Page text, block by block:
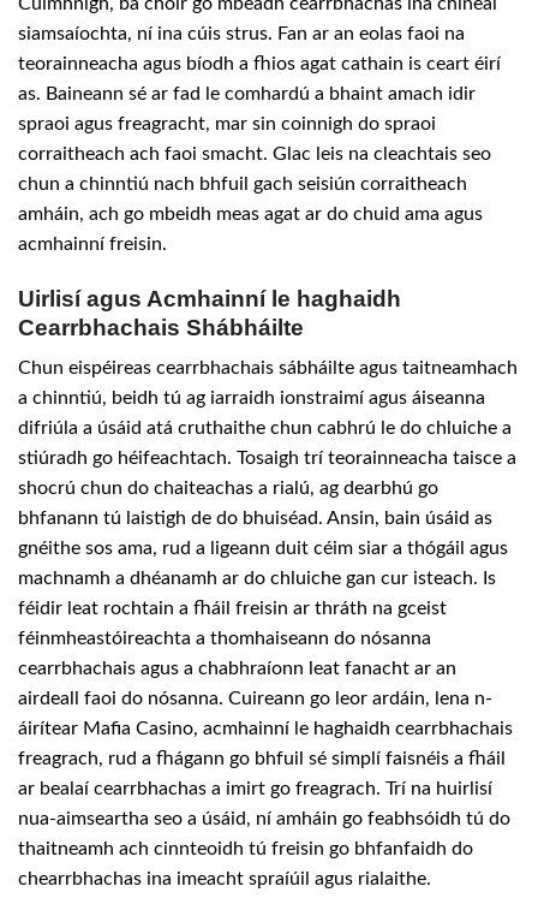
siamsaíochta, ní ina cúis strus. Fan ar an eolas faoi na
teorainneacha agus bíodh a fhios agat cathain is ceart éirí
as. Baineann sé ar fad le comhardú a bhaint amach idir
spraoi agus freagracht, mar sin coinnigh do spraoi
corraitheach ach faoi smacht. Glac leis na cleachtais seo
chun a chinntiú nach bhfuil gach seisiún corraitheach
amháin, ach go mbeidh meas agat ar do chuid ama agus
acmhainní freisin.
Uirlisí agus Acmhainní le haghaidh
Cearrbhachais Shábháilte
Chun eispéireas cearrbhachais sábháilte agus taitneamhach
a chinntiú, beidh tú ag iarraidh ionstraimí agus áiseanna
difriúla a úsáid atá cruthaithe chun cabhrú le do chluiche a
stiúradh go héifeachtach. Tosaigh trí teorainneacha taisce a
shocrú chun do chaiteachas a rialú, ag dearbhú go
bhfanann tú laistigh de do bhuiséad. Ansin, bain úsáid as
gnéithe sos ama, rud a ligeann duit céim siar a thógáil agus
machnamh a dhéanamh ar do chluiche gan cur isteach. Is
féidir leat rochtain a fháil freisin ar thráth na gceist
féinmheastóireachta a thomhaiseann do nósanna
cearrbhachais agus a chabhraíonn leat fanacht ar an
airdeall faoi do nósanna. Cuireann go leor ardáin, lena n-
áirítear Mafia Casino, acmhainní le haghaidh cearrbhachais
freagrach, rud a fhágann go bhfuil sé simplí faisnéis a fháil
ar bealaí cearrbhachas a imirt go freagrach. Trí na huirlisí
nua-aimseartha seo a úsáid, ní amháin go feabhsóidh tú do
thaitneamh ach cinnteoidh tú freisin go bhfanfaidh do
chearrbhachas ina imeacht spraíúil agus rialaithe.